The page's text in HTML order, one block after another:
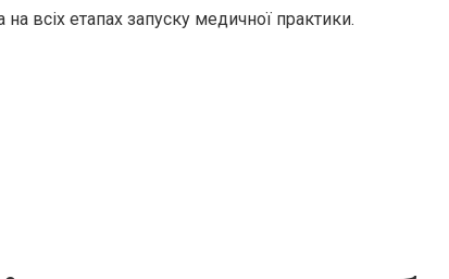
всіх етапах запуску медичної практики.